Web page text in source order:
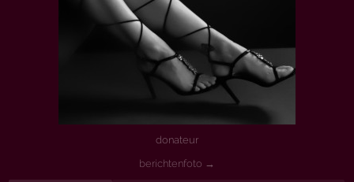
donateur
berichtenfoto →